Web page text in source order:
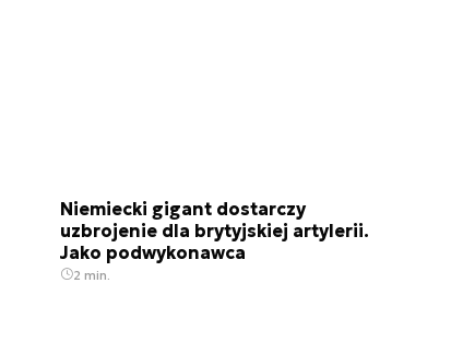
Niemiecki gigant dostarczy
uzbrojenie dla brytyjskiej artylerii.
Jako podwykonawca
2 min.